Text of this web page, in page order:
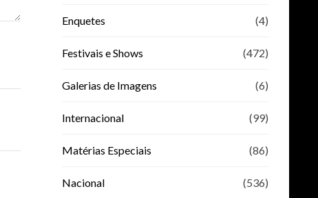
Enquetes (4)
Festivais e Shows (472)
Galerias de Imagens (6)
Internacional (99)
Matérias Especiais (86)
Nacional (536)